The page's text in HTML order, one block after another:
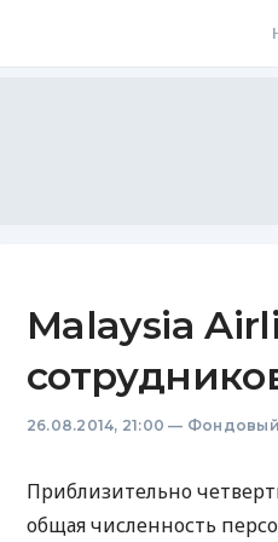
Malaysia
26.08.2014, 21:00 —
Приблизительно
общая численность